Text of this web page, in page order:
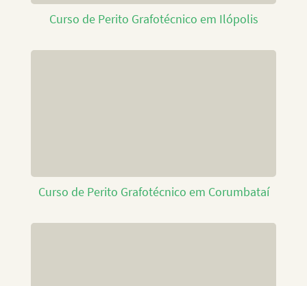
Curso de Perito Grafotécnico em Ilópolis
Curso de Perito Grafotécnico em Corumbataí